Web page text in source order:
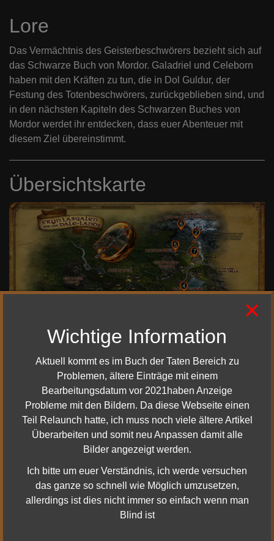
Lore
Das Vermächtnis des Geisterbeschwörers bezieht sich auf
das Schwarze Buch von Mordor. Galadriel und Celeborn
haben mit den Kräften zu tun, die in Dol Guldur, der
Festung des Totenbeschwörers, zurückgeblieben sind, und
in den nächsten Kapiteln des Schwarzen Buches von
Mordor werdet ihr entdecken, dass euer Abenteuer mit
diesem Ziel übereinstimmt.
Übersichtskarte
Koordinaten
Die Knochen von Smaug - 14.2N 28.7W
Erkundet Erebor - 29.2N 25.6W
Erkundet das Alte Esgaroth - 14.5N 28.9W – Zu
finden auf dem langen Steg.
Erkundet Seestadt - 17.1N 27.3W
Erforscht den Rabenhügel - 26.5N 29.0W
Erkundet die Geheimtür in den Erebor - 31.8N 27.8W
Erkundet Thal - 24.8N 25.6W
×
Wichtige Information
Aktuell kommt es im Buch der Taten Bereich zu
Problemen, ältere Einträge mit einem
Bearbeitungsdatum vor 2021haben Anzeige
Probleme mit den Bildern. Da diese Webseite einen
Teil Relaunch hatte, ich muss noch viele ältere Artikel
Überarbeiten und somit neu Anpassen damit alle
Bilder angezeigt werden.
Ich bitte um euer Verständnis, ich werde versuchen
das ganze so schnell wie Möglich umzusetzen,
allerdings ist dies nicht immer so einfach wenn man
Blind ist